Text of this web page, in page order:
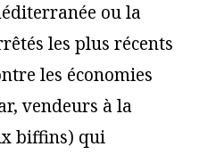
ou la
les plus récents
les économies
vendeurs à la
biffins) qui